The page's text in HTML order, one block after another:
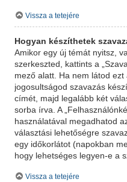
Vissza a tetejére
Hogyan készíthetek
Amikor egy új témát nyitsz,
szerkeszted, kattints a
mező alatt. Ha nem látod
jogosultságod szavazás
címét, majd legalább két
sorba írva. A
használatával megadhatod
választási lehetőségre
egy időkorlátot (napokban
hogy lehetséges legyen-e a
Vissza a tetejére